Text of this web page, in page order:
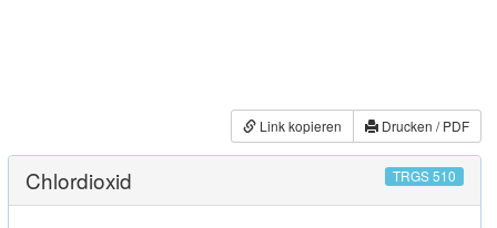
Link kopieren Drucken / PDF
Chlordioxid TRGS 510